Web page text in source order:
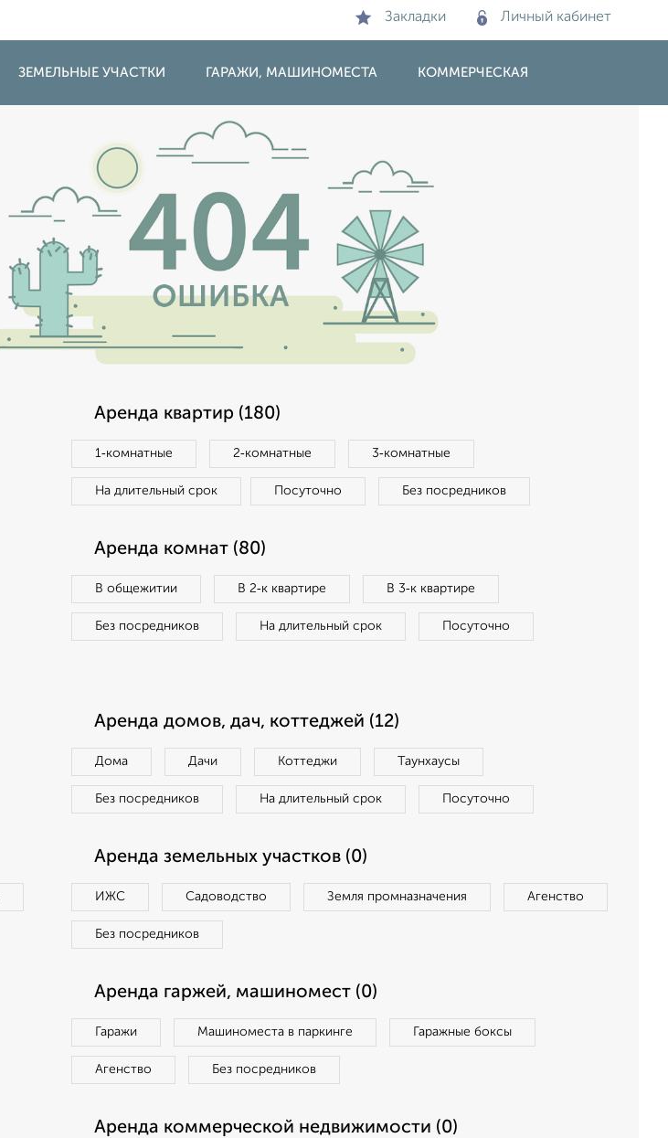
Закладки Личный кабинет
ЗЕМЕЛЬНЫЕ УЧАСТКИ ГАРАЖИ, МАШИНОМЕСТА КОММЕРЧЕСКАЯ
Аренда квартир (180)
1‑комнатные 2‑комнатные 3‑комнатные
На длительный срок Посуточно Без посредников
Аренда комнат (80)
В общежитии В 2‑к квартире В 3‑к квартире
Без посредников На длительный срок Посуточно
Аренда домов, дач, коттеджей (12)
Дома Дачи Коттеджи Таунхаусы
Без посредников На длительный срок Посуточно
Аренда земельных участков (0)
ИЖС Садоводство Земля промназначения Агенство
Без посредников
Аренда гаржей, машиномест (0)
Гаражи Машиноместа в паркинге Гаражные боксы
Агенство Без посредников
Аренда коммерческой недвижимости (0)